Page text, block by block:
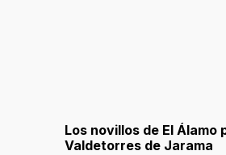
Los novillos de El Álamo
Valdetorres de Jarama